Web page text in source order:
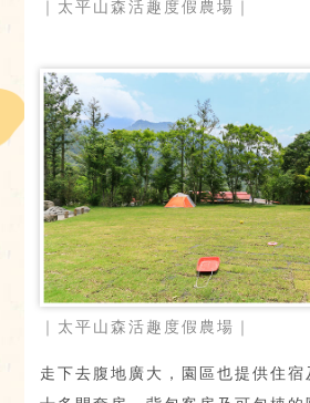
｜太平山森活趣度假農場｜
｜太平山森活趣度假農場｜
走下去腹地廣大，園區也提供住